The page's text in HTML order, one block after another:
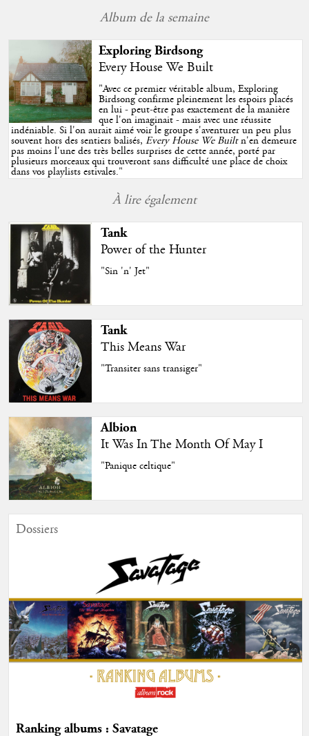
Album de la semaine
Exploring Birdsong
Every House We Built
"Avec ce premier véritable album, Exploring
Birdsong confirme pleinement les espoirs placés
en lui - peut-être pas exactement de la manière
que l'on imaginait - mais avec une réussite
indéniable. Si l'on aurait aimé voir le groupe s'aventurer un peu plus
souvent hors des sentiers balisés,Every House We Builtn'en demeure
pas moins l'une des très belles surprises de cette année, porté par
plusieurs morceaux qui trouveront sans difficulté une place de choix
dans vos playlists estivales."
À lire également
Tank
Power of the Hunter
"Sin 'n' Jet"
Tank
This Means War
"Transiter sans transiger"
Albion
It Was In The Month Of May I
"Panique celtique"
Dossiers
Ranking albums : Savatage